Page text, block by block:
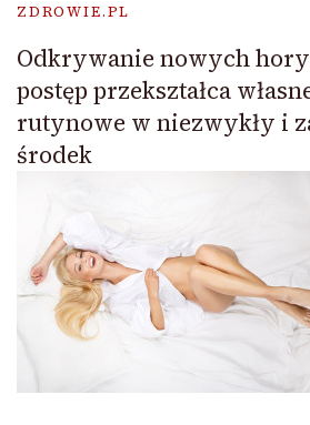
ZDROWIE.PL
Odkrywanie nowych
postęp przekształca
rutynowe w niezwykły i
środek